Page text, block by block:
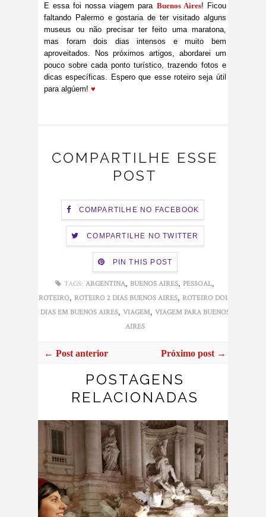
E essa foi nossa viagem para Buenos Aires! Ficou
faltando Palermo e gostaria de ter visitado alguns
museus ou não precisar ter feito uma maratona,
mas foram dois dias intensos e muito bem
aproveitados. Nos próximos artigos, abordarei um
pouco sobre cada ponto turístico, trazendo fotos e
dicas específicas. Espero que esse roteiro seja útil
para algúem! ♥
COMPARTILHE ESSE
POST
COMPARTILHE NO FACEBOOK
COMPARTILHE NO TWITTER
PIN THIS POST
TAGS: ARGENTINA ,BUENOS AIRES ,PESSOAL
ROTEIRO ,ROTEIRO 2 DIAS BUENOS AIRES ,ROTEIRO DOIS
DIAS EM BUENOS AIRES, VIAGEM, VIAGEM PARA BUENOS
AIRES
← Post anterior Próximo post →
POSTAGENS
RELACIONADAS